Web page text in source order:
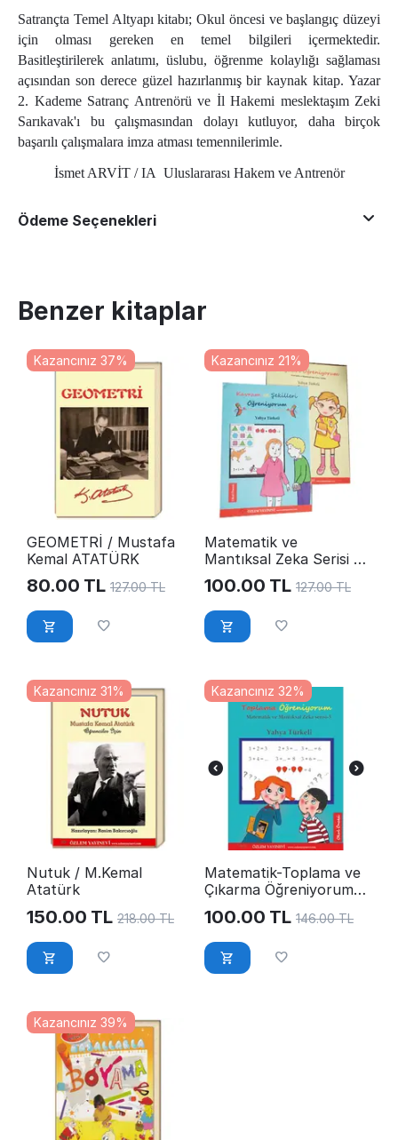
Satrançta Temel Altyapı kitabı; Okul öncesi ve başlangıç düzeyi
için olması gereken en temel bilgileri içermektedir.
Basitleştirilerek anlatımı, üslubu, öğrenme kolaylığı sağlaması
açısından son derece güzel hazırlanmış bir kaynak kitap. Yazar
2. Kademe Satranç Antrenörü ve İl Hakemi meslektaşım Zeki
Sarıkavak'ı bu çalışmasından dolayı kutluyor, daha birçok
başarılı çalışmalara imza atması temennilerimle.
İsmet ARVİT /IA Uluslararası Hakem ve Antrenör
Ödeme Seçenekleri
Benzer kitaplar
Kazancınız 37%
GEOMETRİ / Mustafa
Kemal ATATÜRK
80.00 TL 127.00 TL
Kazancınız 21%
Matematik ve
Mantıksal Zeka Serisi /
Yahya Türkeli
100.00 TL 127.00 TL
Kazancınız 31%
Nutuk / M.Kemal
Atatürk
150.00 TL 218.00 TL
Kazancınız 32%
Matematik-Toplama ve
Çıkarma Öğreniyorum /
Yahya Türkeli
100.00 TL 146.00 TL
Kazancınız 39%